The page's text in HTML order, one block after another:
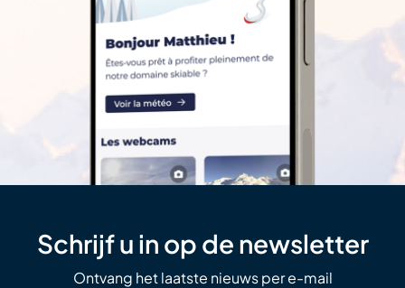
Schrijf u in op de newsletter
Ontvang het laatste nieuws per e-mail